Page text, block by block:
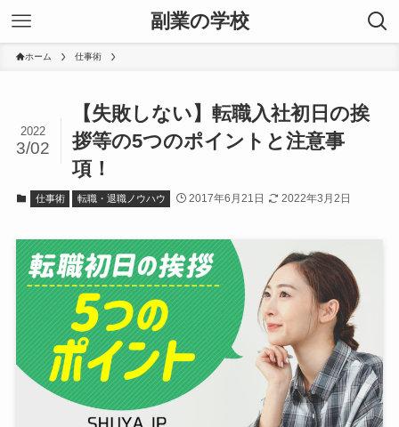
副業の学校
ホーム 仕事術
【失敗しない】転職入社初日の挨
拶等の5つのポイントと注意事
項！
2022
3/02
仕事術 転職・退職ノウハウ 2017年6月21日 2022年3月2日